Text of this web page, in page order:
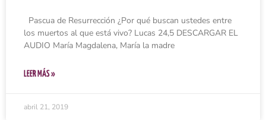
Pascua de Resurrección ¿Por qué buscan ustedes entre
los muertos al que está vivo? Lucas 24,5 DESCARGAR EL
AUDIO María Magdalena, María la madre
LEER MÁS »
abril 21, 2019